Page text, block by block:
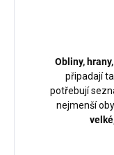
Obliny,
připadají
potřebují
nejmenší